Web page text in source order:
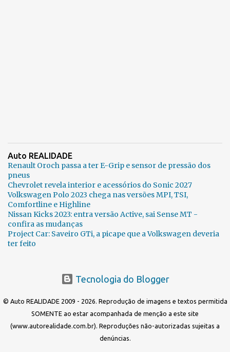
Auto REALIDADE
Renault Oroch passa a ter E-Grip e sensor de pressão dos
pneus
Chevrolet revela interior e acessórios do Sonic 2027
Volkswagen Polo 2023 chega nas versões MPI, TSI,
Comfortline e Highline
Nissan Kicks 2023: entra versão Active, sai Sense MT -
confira as mudanças
Project Car: Saveiro GTi, a picape que a Volkswagen deveria
ter feito
Tecnologia do Blogger
© Auto REALIDADE 2009 - 2026. Reprodução de imagens e textos permitida
SOMENTE ao estar acompanhada de menção a este site
(www.autorealidade.com.br). Reproduções não-autorizadas sujeitas a
denúncias.